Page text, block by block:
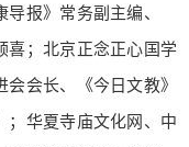
报》常务副主编、
喜；北京正念正心国学
会长、《今日文教》
；华夏寺庙文化网、中